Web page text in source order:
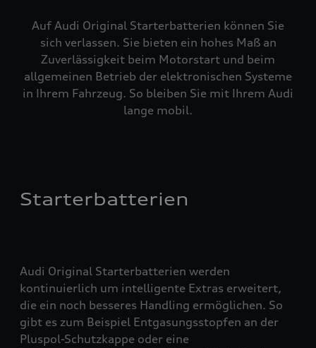
Auf Audi Original Starterbatterien können Sie
sich verlassen. Sie bieten ein hohes Maß an
Zuverlässigkeit beim Motorstart und beim
allgemeinen Betrieb der elektronischen Systeme
in Ihrem Fahrzeug. So bleiben Sie mit Ihrem Audi
lange mobil.
Starterbatterien
Audi Original Starterbatterien werden
kontinuierlich um intelligente Extras erweitert,
die ein noch besseres Handling ermöglichen. So
gibt es zum Beispiel Entgasungsstopfen an der
Pluspol-Schutzkappe oder eine